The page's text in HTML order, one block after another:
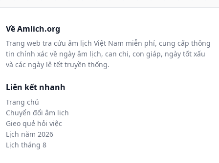
Về Amlich.org
Trang web tra cứu âm lịch Việt Nam miễn phí, cung cấp thông
tin chính xác về ngày âm lịch, can chi, con giáp, ngày tốt xấu
và các ngày lễ tết truyền thống.
Liên kết nhanh
Trang chủ
Chuyển đổi âm lịch
Gieo quẻ hỏi việc
Lịch năm 2026
Lịch tháng 8